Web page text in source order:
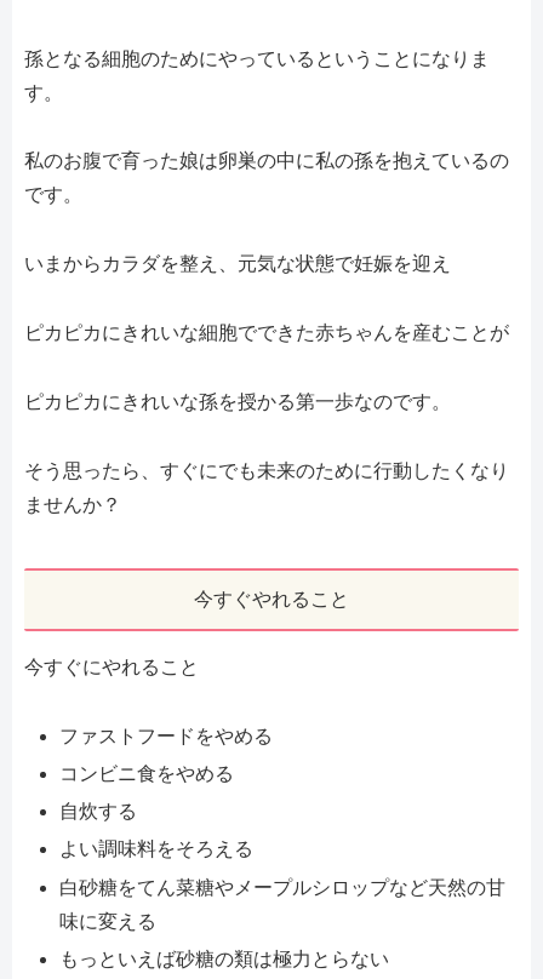
孫となる細胞のためにやっているということになりま
す。
私のお腹で育った娘は卵巣の中に私の孫を抱えているの
です。
いまからカラダを整え、元気な状態で妊娠を迎え
ピカピカにきれいな細胞でできた赤ちゃんを産むことが
ピカピカにきれいな孫を授かる第一歩なのです。
そう思ったら、すぐにでも未来のために行動したくなり
ませんか？
今すぐやれること
今すぐにやれること
ファストフードをやめる
コンビニ食をやめる
自炊する
よい調味料をそろえる
白砂糖をてん菜糖やメープルシロップなど天然の甘
味に変える
もっといえば砂糖の類は極力とらない